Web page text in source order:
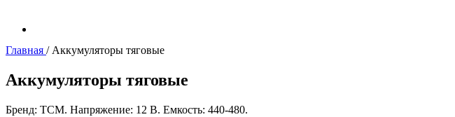
Главная / Аккумуляторы тяговые
Аккумуляторы тяговые
Бренд: TCM. Напряжение: 12 В. Емкость: 440-480.